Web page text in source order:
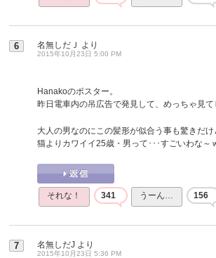
6 名無しだＪ より
2015年10月23日 5:00 PM
Hanakoのポスター。
昨日電車内の吊広告で発見して、めっちゃ見て
大人の男なのにこの髪形が似合う事も驚きだけ
猫よりカワイイ25歳・男って･･･すごいわな～
それな！ 341 うーん… 156
7 名無しだJ より
2015年10月23日 5:36 PM